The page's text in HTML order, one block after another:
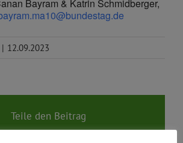
Bayram & Katrin Schmidberger,
| 12.09.2023
Teile den Beitrag